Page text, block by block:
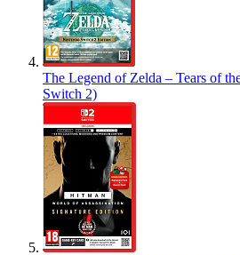
The Legend of Zelda – Tears of
Switch 2)